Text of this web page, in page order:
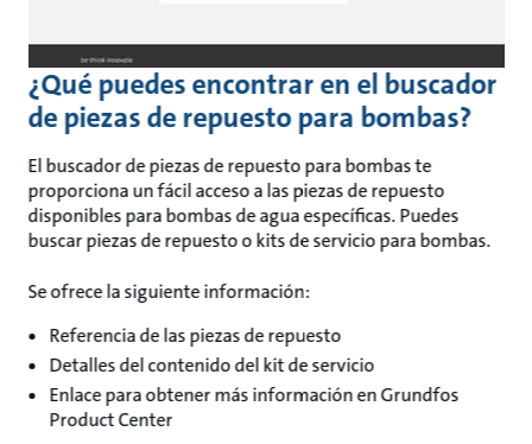
¿Qué puedes encontrar en el buscador
de piezas de repuesto para bombas?
El buscador de piezas de repuesto para bombas te
proporciona un fácil acceso a las piezas de repuesto
disponibles para bombas de agua específicas. Puedes
buscar piezas de repuesto o kits de servicio para bombas.
Se ofrece la siguiente información:
Referencia de las piezas de repuesto
Detalles del contenido del kit de servicio
Enlace para obtener más información en Grundfos
Product Center